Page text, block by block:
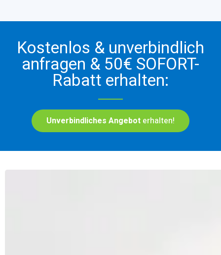
Kostenlos & unverbindlich
anfragen & 50€ SOFORT-
Rabatt erhalten:
Unverbindliches Angebot erhalten!